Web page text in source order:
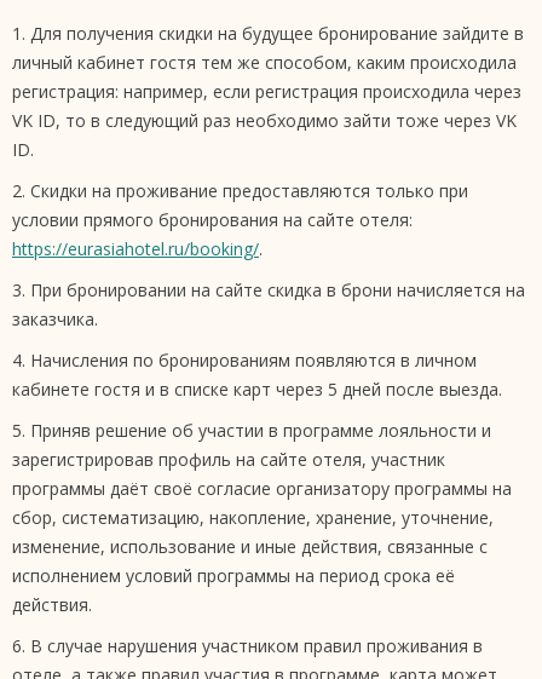
1. Для получения скидки на будущее бронирование зайдите в
личный кабинет гостя тем же способом, каким происходила
регистрация: например, если регистрация происходила через
VK ID, то в следующий раз необходимо зайти тоже через VK
ID.
2. Скидки на проживание предоставляются только при
условии прямого бронирования на сайте отеля:
https://eurasiahotel.ru/booking/.
3. При бронировании на сайте скидка в брони начисляется на
заказчика.
4. Начисления по бронированиям появляются в личном
кабинете гостя и в списке карт через 5 дней после выезда.
5. Приняв решение об участии в программе лояльности и
зарегистрировав профиль на сайте отеля, участник
программы даёт своё cогласие организатору программы на
сбор, систематизацию, накопление, хранение, уточнение,
изменение, использование и иные действия, связанные с
исполнением условий программы на период срока её
действия.
6. В случае нарушения участником правил проживания в